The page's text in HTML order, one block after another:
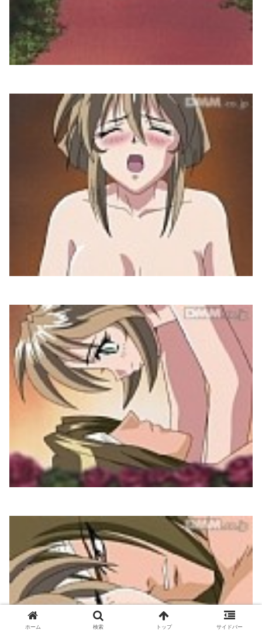
ホーム 検索 トップ サイドバー